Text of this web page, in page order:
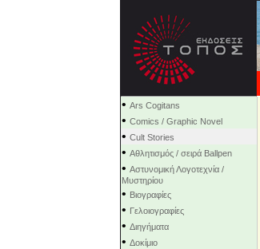
• Ars Cogitans
• Comics / Graphic Novel
• Cult Stories
• Αθλητισμός / σειρά Ballpen
• Αστυνομική Λογοτεχνία /
Μυστηρίου
• Βιογραφίες
• Γελοιογραφίες
• Διηγήματα
• Δοκίμιο